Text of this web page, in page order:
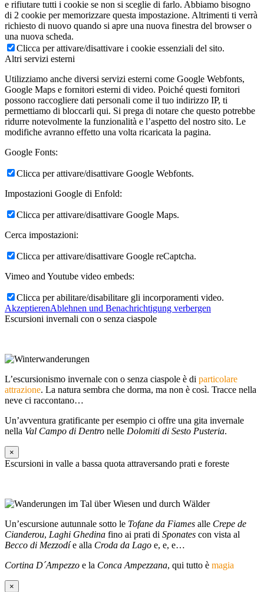
e rifiutare tutti i cookie se non si sceglie di farlo. Abbiamo bisogno
di 2 cookie per memorizzare questa impostazione. Altrimenti ti verrà
richiesto di nuovo quando si apre una nuova finestra del browser o
una nuova scheda.
Clicca per attivare/disattivare i cookie essenziali del sito.
Altri servizi esterni
Utilizziamo anche diversi servizi esterni come Google Webfonts,
Google Maps e fornitori esterni di video. Poiché questi fornitori
possono raccogliere dati personali come il tuo indirizzo IP, ti
permettiamo di bloccarli qui. Si prega di notare che questo potrebbe
ridurre notevolmente la funzionalità e l’aspetto del nostro sito. Le
modifiche avranno effetto una volta ricaricata la pagina.
Google Fonts:
Clicca per attivare/disattivare Google Webfonts.
Impostazioni Google di Enfold:
Clicca per attivare/disattivare Google Maps.
Cerca impostazioni:
Clicca per attivare/disattivare Google reCaptcha.
Vimeo and Youtube video embeds:
Clicca per abilitare/disabilitare gli incorporamenti video.
AkzeptierenAblehnen und Benachrichtigung verbergen
Escursioni invernali con o senza ciaspole
L’escursionismo invernale con o senza ciaspole è di particolare
attrazione. La natura sembra che dorma, ma non è così. Tracce nella
neve ci raccontano…
Un’avventura gratificante per esempio ci offre una gita invernale
nella Val Campo di Dentro nelle Dolomiti di Sesto Pusteria.
×
Escursioni in valle a bassa quota attraversando prati e foreste
Un’escursione autunnale sotto le Tofane da Fiames alle Crepe de
Cianderou, Laghi Ghedina fino ai prati di Sponates con vista al
Becco di Mezzodíe alla Croda da Lago e, e, e…
Cortina D´Ampezzo e la Conca Ampezzana, qui tutto è magia
×